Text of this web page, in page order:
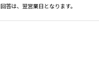
回答は、翌営業日となります。